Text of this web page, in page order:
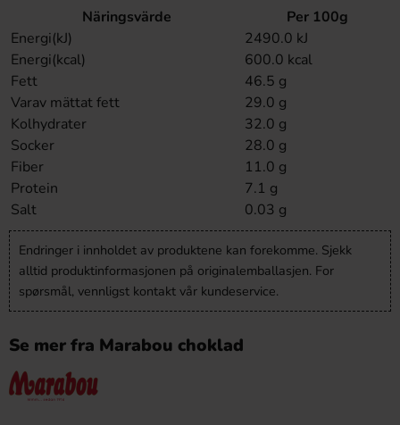
Näringsvärde
Per 100g
Energi(kJ)
2490.0 kJ
Energi(kcal)
600.0 kcal
Fett
46.5 g
Varav mättat fett
29.0 g
Kolhydrater
32.0 g
Socker
28.0 g
Fiber
11.0 g
Protein
7.1 g
Salt
0.03 g
Endringer i innholdet av produktene kan forekomme. Sjekk
alltid produktinformasjonen på originalemballasjen. For
spørsmål, vennligst kontakt vår kundeservice.
Se mer fra Marabou choklad